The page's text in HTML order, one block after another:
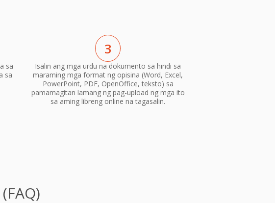
sa
sa
3
Isalin ang mga urdu na dokumento sa hindi sa
maraming mga format ng opisina (Word, Excel,
PowerPoint, PDF, OpenOffice, teksto) sa
pamamagitan lamang ng pag-upload ng mga ito
sa aming libreng online na tagasalin.